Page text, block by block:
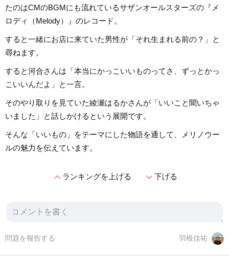
たのはCMのBGMにも流れているサザンオールスターズの『メ
ロディ（Melody）』のレコード。
すると一緒にお店に来ていた男性が「それ生まれる前の？」と
尋ねます。
すると河合さんは「本当にかっこいいものってさ、ずっとかっ
こいいんだよ」と一言。
そのやり取りを見ていた綾瀬はるかさんが「いいこと聞いちゃ
いました」と話しかけるという展開です。
そんな「いいもの」をテーマにした物語を通して、メリノウー
ルの魅力を伝えています。
expand_lessランキングを上げる expand_more下げる
羽根佳祐
問題を報告する